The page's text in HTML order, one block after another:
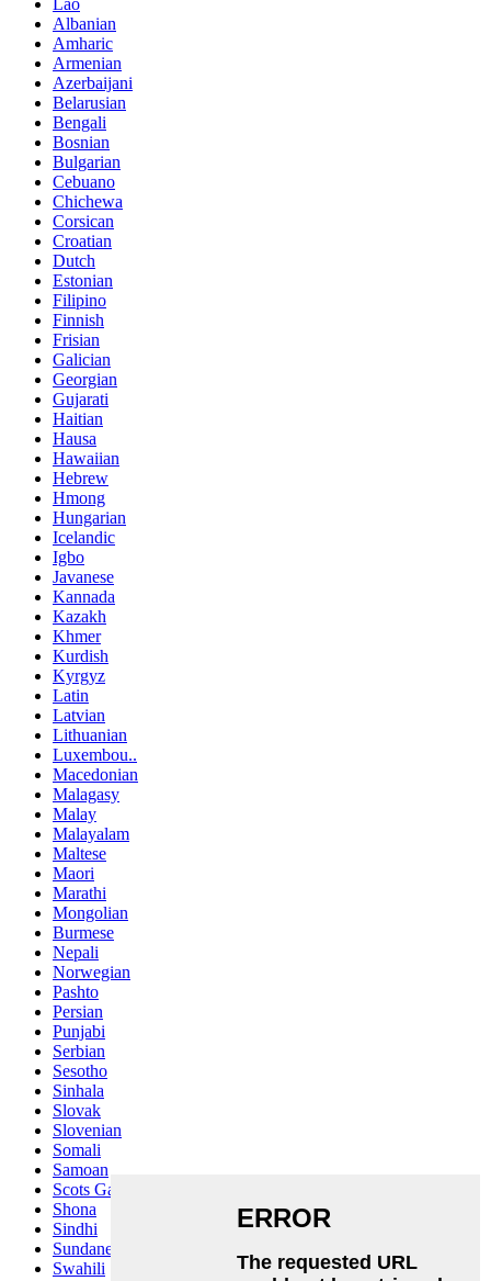
Lao
Albanian
Amharic
Armenian
Azerbaijani
Belarusian
Bengali
Bosnian
Bulgarian
Cebuano
Chichewa
Corsican
Croatian
Dutch
Estonian
Filipino
Finnish
Frisian
Galician
Georgian
Gujarati
Haitian
Hausa
Hawaiian
Hebrew
Hmong
Hungarian
Icelandic
Igbo
Javanese
Kannada
Kazakh
Khmer
Kurdish
Kyrgyz
Latin
Latvian
Lithuanian
Luxembou..
Macedonian
Malagasy
Malay
Malayalam
Maltese
Maori
Marathi
Mongolian
Burmese
Nepali
Norwegian
Pashto
Persian
Punjabi
Serbian
Sesotho
Sinhala
Slovak
Slovenian
Somali
Samoan
Scots Gaelic
Shona
Sindhi
Sundanese
Swahili